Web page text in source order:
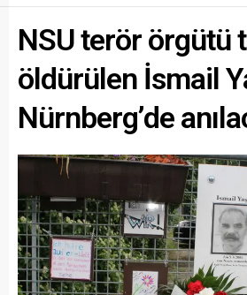
NSU terör örgütü
öldürülen İsmail
Nürnberg’de